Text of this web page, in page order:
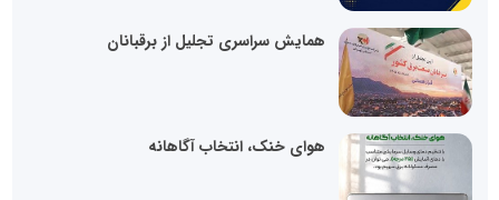
همایش سراسری تجلیل از برقبانان
هوای خنک، انتخاب آگاهانه